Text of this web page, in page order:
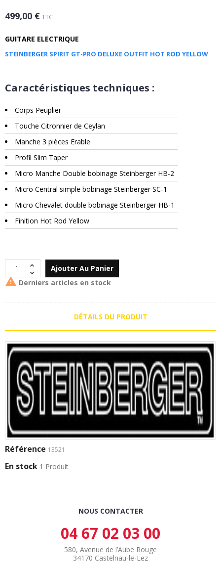
499,00 € TTC
GUITARE ELECTRIQUE
STEINBERGER SPIRIT GT-PRO DELUXE OUTFIT HOT ROD YELLOW
Caractéristiques techniques :
Corps Peuplier
Touche Citronnier de Ceylan
Manche 3 pièces Erable
Profil Slim Taper
Micro Manche Double bobinage Steinberger HB-2
Micro Central simple bobinage Steinberger SC-1
Micro Chevalet double bobinage Steinberger HB-1
Finition Hot Rod Yellow
Ajouter Au Panier
 Derniers articles en stock
DÉTAILS DU PRODUIT
Référence 13521
En stock 1 Produit
NOUS CONTACTER
04 67 02 03 00
580, Avenue de l’Aube Rouge
34170 Castelnau-le-Lez